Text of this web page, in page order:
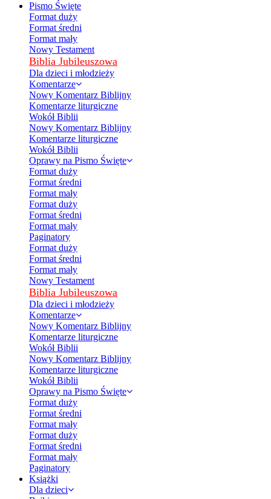
Pismo Święte
Format duży
Format średni
Format mały
Nowy Testament
Biblia Jubileuszowa
Dla dzieci i młodzieży
Komentarze
Nowy Komentarz Biblijny
Komentarze liturgiczne
Wokół Biblii
Nowy Komentarz Biblijny
Komentarze liturgiczne
Wokół Biblii
Oprawy na Pismo Święte
Format duży
Format średni
Format mały
Format duży
Format średni
Format mały
Paginatory
Format duży
Format średni
Format mały
Nowy Testament
Biblia Jubileuszowa
Dla dzieci i młodzieży
Komentarze
Nowy Komentarz Biblijny
Komentarze liturgiczne
Wokół Biblii
Nowy Komentarz Biblijny
Komentarze liturgiczne
Wokół Biblii
Oprawy na Pismo Święte
Format duży
Format średni
Format mały
Format duży
Format średni
Format mały
Paginatory
Książki
Dla dzieci